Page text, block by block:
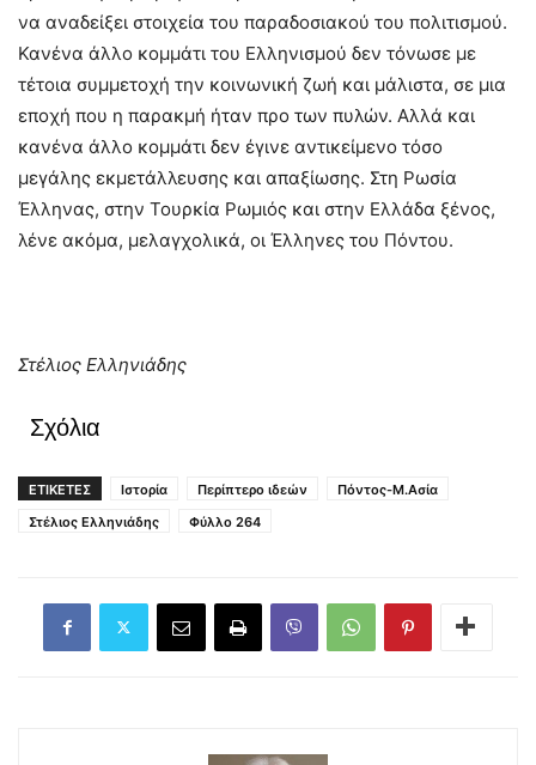
να αναδείξει στοιχεία του παραδοσιακού του πολιτισμού.
Κανένα άλλο κομμάτι του Ελληνισμού δεν τόνωσε με
τέτοια συμμετοχή την κοινωνική ζωή και μάλιστα, σε μια
εποχή που η παρακμή ήταν προ των πυλών. Αλλά και
κανένα άλλο κομμάτι δεν έγινε αντικείμενο τόσο
μεγάλης εκμετάλλευσης και απαξίωσης. Στη Ρωσία
Έλληνας, στην Τουρκία Ρωμιός και στην Ελλάδα ξένος,
λένε ακόμα, μελαγχολικά, οι Έλληνες του Πόντου.
Στέλιος Ελληνιάδης
Σχόλια
ΕΤΙΚΕΤΕΣ Ιστορία Περίπτερο ιδεών
Πόντος-Μ.Ασία
Στέλιος Ελληνιάδης
Φύλλο 264